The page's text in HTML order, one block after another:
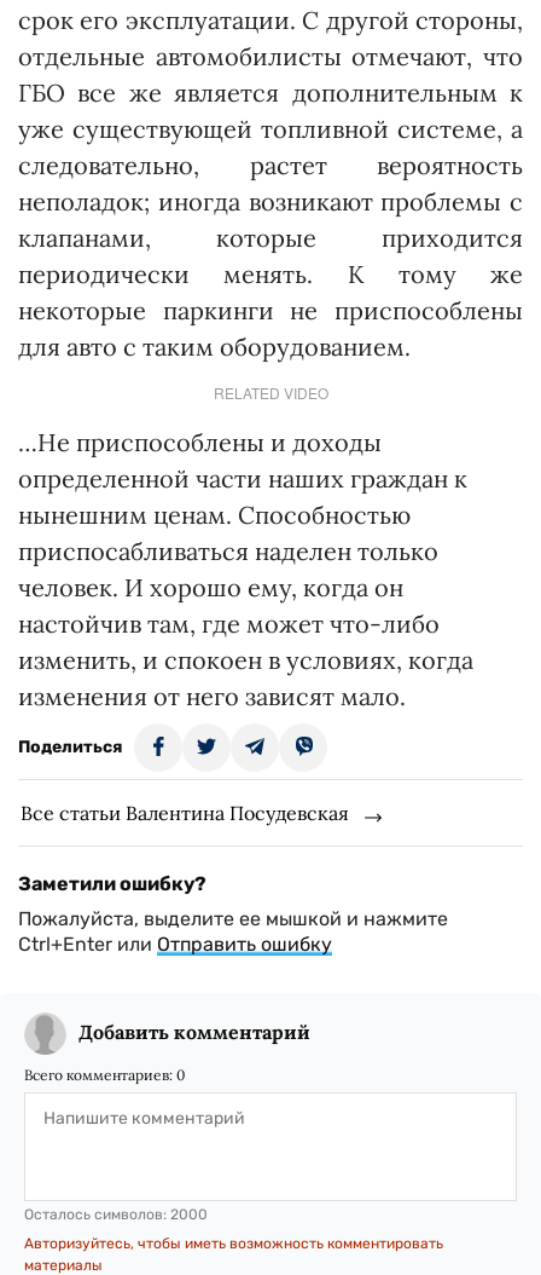
срок его эксплуатации. С другой стороны,
отдельные автомобилисты отмечают, что
ГБО все же является дополнительным к
уже существующей топливной системе, а
следовательно, растет вероятность
неполадок; иногда возникают проблемы с
клапанами, которые приходится
периодически менять. К тому же
некоторые паркинги не приспособлены
для авто с таким оборудованием.
RELATED VIDEO
…Не приспособлены и доходы
определенной части наших граждан к
нынешним ценам. Способностью
приспосабливаться наделен только
человек. И хорошо ему, когда он
настойчив там, где может что-либо
изменить, и спокоен в условиях, когда
изменения от него зависят мало.
Поделиться
Все статьи Валентина Посудевская
Заметили ошибку?
Пожалуйста, выделите ее мышкой и нажмите
Ctrl+Enter или Отправить ошибку
Добавить комментарий
Всего комментариев: 0
Осталось символов: 2000
Авторизуйтесь, чтобы иметь возможность комментировать
материалы